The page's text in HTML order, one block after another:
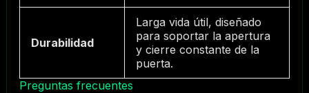
Durabilidad
Larga vida útil, diseñado
para soportar la apertura
y cierre constante de la
puerta.
Preguntas frecuentes